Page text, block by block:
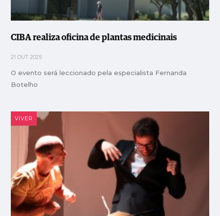
CIBA realiza oficina de plantas medicinais
21 OUT 2025
O evento será leccionado pela especialista Fernanda
Botelho
VIVER